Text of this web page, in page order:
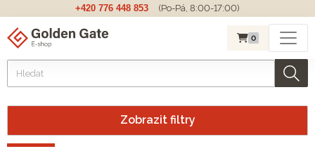
+420 776 448 853 (Po-Pá, 8:00-17:00)
0
Zobrazit filtry